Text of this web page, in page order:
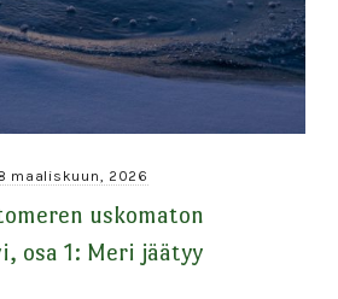
maaliskuun, 2026
uskomaton
osa 1: Meri jäätyy